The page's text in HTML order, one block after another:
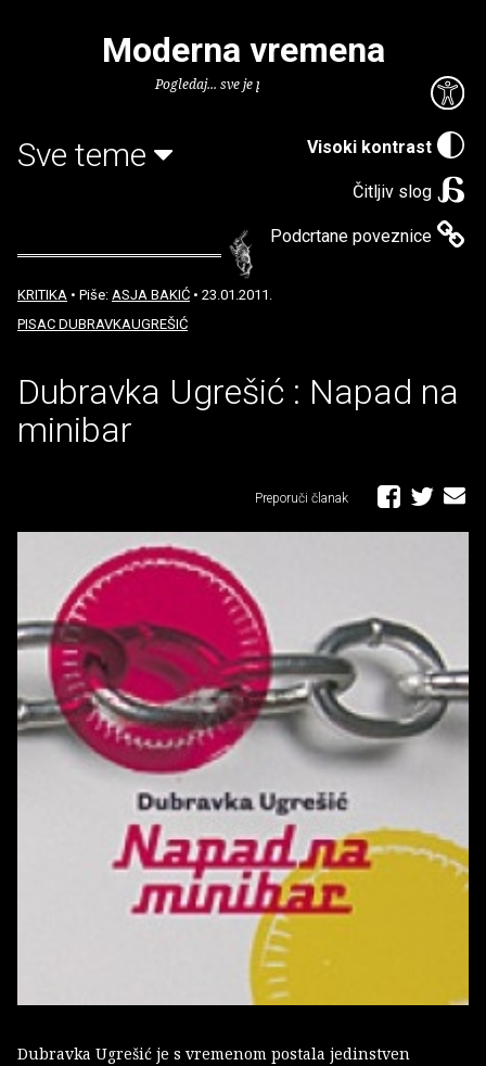
Visoki kontrast
Čitljiv slog
Podcrtane poveznice
Moderna vremena
Pogledaj... sve je puno knjiga.
Sve teme
KRITIKA • Piše: ASJA BAKIĆ • 23.01.2011.
PISAC DUBRAVKAUGREŠIĆ
Dubravka Ugrešić : Napad na
minibar
Preporuči članak
Dubravka Ugrešić je s vremenom postala jedinstven